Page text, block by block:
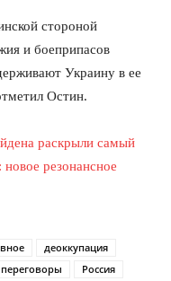
стороной
и боеприпасов
Украину в ее
Остин.
раскрыли самый
резонансное
деоккупация
переговоры
Россия